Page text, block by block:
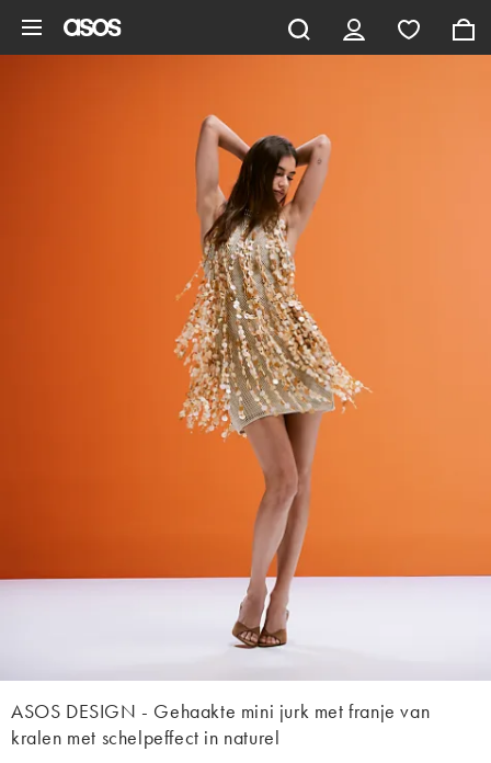
ASOS DESIGN - Gehaakte mini jurk met franje van
kralen met schelpeffect in naturel